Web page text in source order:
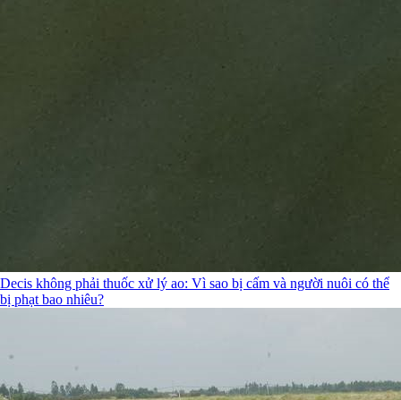
Decis không phải thuốc xử lý ao: Vì sao bị cấm và người nuôi có thể
bị phạt bao nhiêu?